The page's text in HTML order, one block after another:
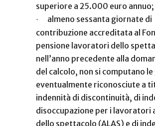
superiore a 25.000 euro annuo;
·
almeno sessanta giornate di
contribuzione accreditata al
pensione lavoratori dello
nell’anno precedente alla
del calcolo, non si computano
eventualmente riconosciute a
indennità di discontinuità, di
disoccupazione per i lavoratori
dello spettacolo (ALAS) e di